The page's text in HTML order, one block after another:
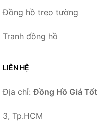
Đồng hồ treo tường
Tranh đồng hồ
LIÊN HỆ
Địa chỉ:Đồng Hồ Giá Tốt
3, Tp.HCM